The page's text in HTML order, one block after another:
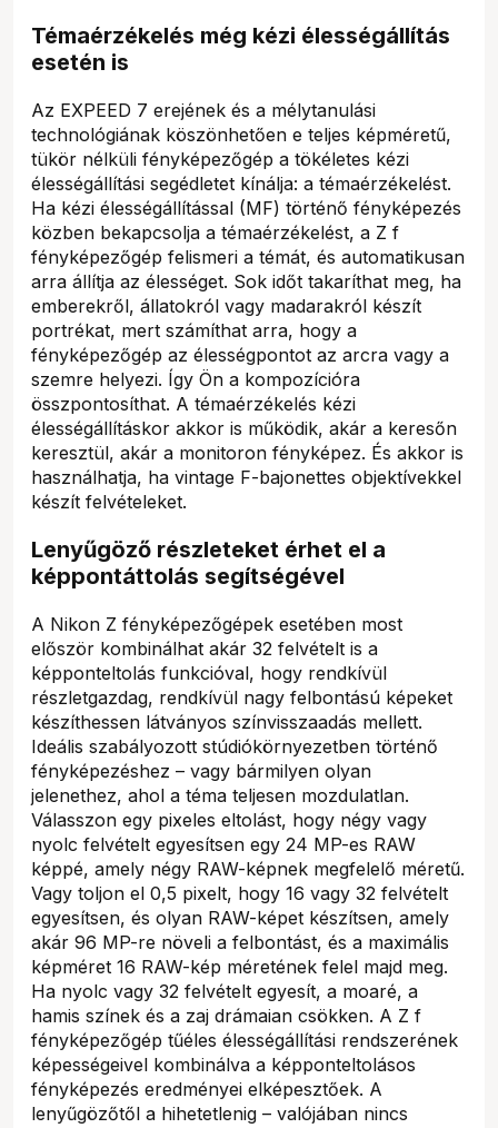
Témaérzékelés még kézi élességállítás
esetén is
Az EXPEED 7 erejének és a mélytanulási
technológiának köszönhetően e teljes képméretű,
tükör nélküli fényképezőgép a tökéletes kézi
élességállítási segédletet kínálja: a témaérzékelést.
Ha kézi élességállítással (MF) történő fényképezés
közben bekapcsolja a témaérzékelést, a Z f
fényképezőgép felismeri a témát, és automatikusan
arra állítja az élességet. Sok időt takaríthat meg, ha
emberekről, állatokról vagy madarakról készít
portrékat, mert számíthat arra, hogy a
fényképezőgép az élességpontot az arcra vagy a
szemre helyezi. Így Ön a kompozícióra
összpontosíthat. A témaérzékelés kézi
élességállításkor akkor is működik, akár a keresőn
keresztül, akár a monitoron fényképez. És akkor is
használhatja, ha vintage F-bajonettes objektívekkel
készít felvételeket.
Lenyűgöző részleteket érhet el a
képpontáttolás segítségével
A Nikon Z fényképezőgépek esetében most
először kombinálhat akár 32 felvételt is a
képponteltolás funkcióval, hogy rendkívül
részletgazdag, rendkívül nagy felbontású képeket
készíthessen látványos színvisszaadás mellett.
Ideális szabályozott stúdiókörnyezetben történő
fényképezéshez – vagy bármilyen olyan
jelenethez, ahol a téma teljesen mozdulatlan.
Válasszon egy pixeles eltolást, hogy négy vagy
nyolc felvételt egyesítsen egy 24 MP-es RAW
képpé, amely négy RAW-képnek megfelelő méretű.
Vagy toljon el 0,5 pixelt, hogy 16 vagy 32 felvételt
egyesítsen, és olyan RAW-képet készítsen, amely
akár 96 MP-re növeli a felbontást, és a maximális
képméret 16 RAW-kép méretének felel majd meg.
Ha nyolc vagy 32 felvételt egyesít, a moaré, a
hamis színek és a zaj drámaian csökken. A Z f
fényképezőgép tűéles élességállítási rendszerének
képességeivel kombinálva a képponteltolásos
fényképezés eredményei elképesztőek. A
lenyűgözőtől a hihetetlenig – valójában nincs